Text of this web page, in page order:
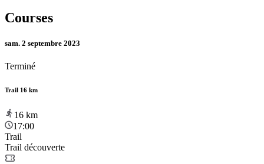
Courses
sam. 2 septembre 2023
Terminé
Trail 16 km
16 km
17:00
Trail
Trail découverte